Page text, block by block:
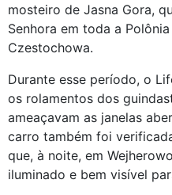
mosteiro de Jasna Gora,
Senhora em toda a
Czestochowa.
Durante esse período, o
os rolamentos dos
ameaçavam as janelas
carro também foi
que, à noite, em
iluminado e bem visível